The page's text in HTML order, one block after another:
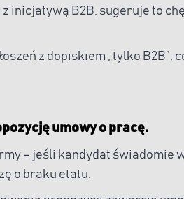
z inicjatywą B2B, sugeruje to
z dopiskiem „tylko B2B”,
umowy o pracę.
– jeśli kandydat świadomie
o braku etatu.